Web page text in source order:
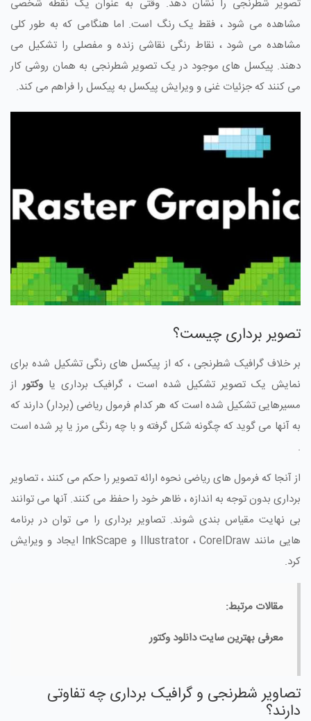
تصویر شطرنجی را نشان دهد. وقتی به عنوان یک نقطه شخصی
مشاهده می شود ، فقط یک رنگ است. اما هنگامی که به طور کلی
مشاهده می شود ، نقاط رنگی نقاشی زنده و مفصلی را تشکیل می
دهند. پیکسل های موجود در یک تصویر شطرنجی به همان روشی کار
می کنند که جزئیات غنی و ویرایش پیکسل به پیکسل را فراهم می کند.
تصویر برداری چیست؟
بر خلاف گرافیک شطرنجی ، که از پیکسل های رنگی تشکیل شده برای
نمایش یک تصویر تشکیل شده است ، گرافیک برداری یا وکتوراز
مسیرهایی تشکیل شده است که هر کدام فرمول ریاضی (بردار) دارند که
به آنها می گوید که چگونه شکل گرفته و با چه رنگی مرز یا پر شده است
.
از آنجا که فرمول های ریاضی نحوه ارائه تصویر را حکم می کنند ، تصاویر
برداری بدون توجه به اندازه ، ظاهر خود را حفظ می کنند. آنها می توانند
بی نهایت مقیاس بندی شوند. تصاویر برداری را می توان در برنامه
هایی مانند Illustrator ، CorelDraw و InkScape ایجاد و ویرایش
کرد.
مقالات مرتبط:
معرفی بهترین سایت دانلود وکتور
تصاویر شطرنجی و گرافیک برداری چه تفاوتی
دارند؟